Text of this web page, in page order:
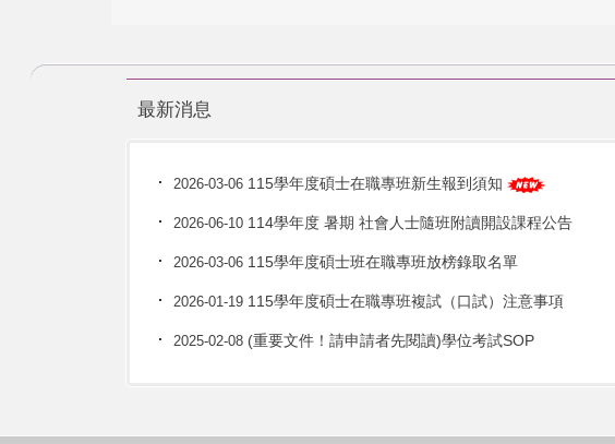
最新消息
2026-03-06 115學年度碩士在職專班新生報到須知
2026-06-10 114學年度 暑期 社會人士隨班附讀開設課程公告
2026-03-06 115學年度碩士班在職專班放榜錄取名單
2026-01-19 115學年度碩士在職專班複試（口試）注意事項
2025-02-08 (重要文件！請申請者先閱讀)學位考試SOP